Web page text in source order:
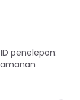
penelepon: